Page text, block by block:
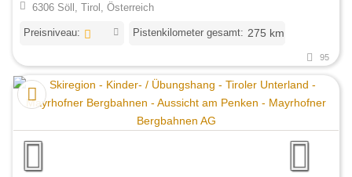
6306 Söll, Tirol, Österreich
Preisniveau: Pistenkilometer gesamt: 275 km
95